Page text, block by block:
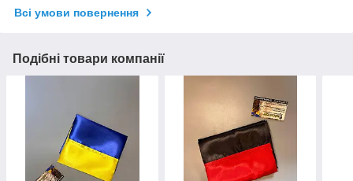
Всі умови повернення
Подібні товари компанії